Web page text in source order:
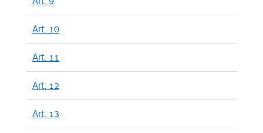
Art. 10
Art. 11
Art. 12
Art. 13